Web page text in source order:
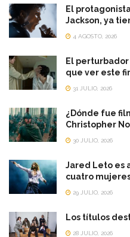
El
Jackson, ya
4 AGOSTO, 2026
El
que ver este
31 JULIO, 2026
¿Dónde fue
Christopher
30 JULIO, 2026
Jared Leto es
cuatro
29 JULIO, 2026
Los títulos
28 JULIO, 2026